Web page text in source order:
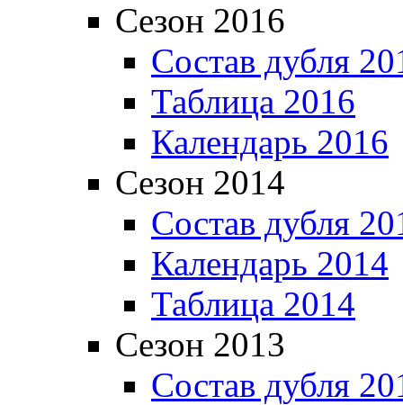
Сезон 2016
Состав дубля
Таблица 2016
Календарь 2016
Сезон 2014
Состав дубля
Календарь 2014
Таблица 2014
Сезон 2013
Состав дубля